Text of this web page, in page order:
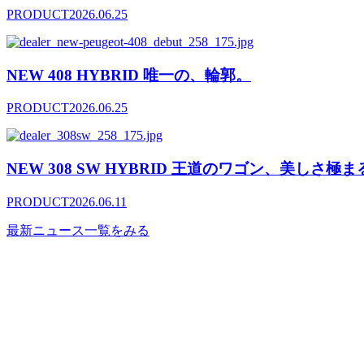
PRODUCT2026.06.25
NEW 408 HYBRID 唯一の、輪郭。
PRODUCT2026.06.25
NEW 308 SW HYBRID 王道のワゴン、美しさ極ま
PRODUCT2026.06.11
最新ニュース一覧をみる